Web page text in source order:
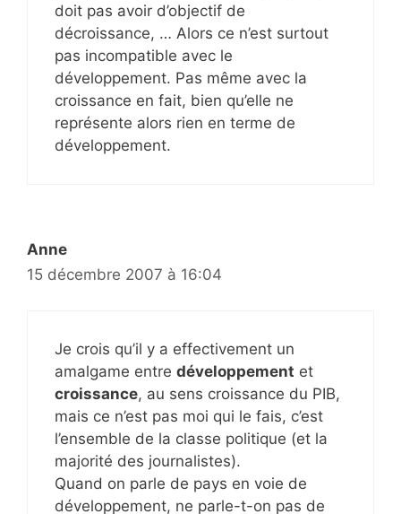
doit pas avoir d’objectif de
décroissance, … Alors ce n’est surtout
pas incompatible avec le
développement. Pas même avec la
croissance en fait, bien qu’elle ne
représente alors rien en terme de
développement.
Anne
15 décembre 2007 à 16:04
Je crois qu’il y a effectivement un
amalgame entre développement et
croissance, au sens croissance du PIB,
mais ce n’est pas moi qui le fais, c’est
l’ensemble de la classe politique (et la
majorité des journalistes).
Quand on parle de pays en voie de
développement, ne parle-t-on pas de